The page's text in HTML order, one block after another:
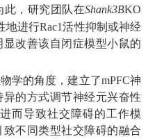
此，研究团队在Shank3BKO
地进行Rac1活性抑制或神经
改善该自闭症模型小鼠的
学的角度，建立了mPFC神
异的方式调节神经元兴奋性
而导致社交障碍的工作模
致不同类型社交障碍的融合